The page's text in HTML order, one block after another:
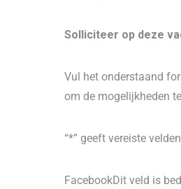
Solliciteer op deze
Vul het onderstaand
om de mogelijkheden
“*” geeft vereiste
FacebookDit veld is